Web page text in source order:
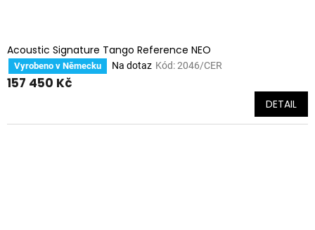
Acoustic Signature Tango Reference NEO
Vyrobeno v Německu Na dotaz Kód:2046/CER
157 450 Kč
DETAIL